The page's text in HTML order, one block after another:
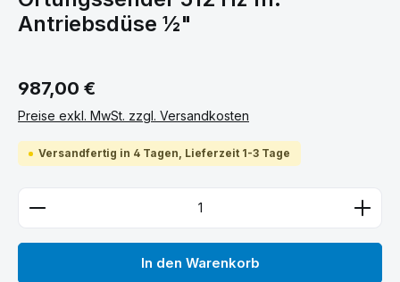
Antriebsdüse ½"
Regulärer Preis:
987,00 €
Preise exkl. MwSt. zzgl. Versandkosten
Versandfertig in 4 Tagen, Lieferzeit 1-3 Tage
Produkt Anzahl: Gib den gewünschten Wert ein
In den Warenkorb